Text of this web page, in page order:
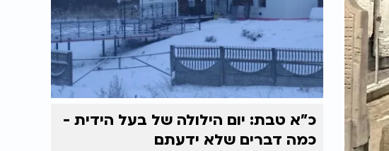
כ"א טבת: יום הילולה של בעל הידית -
כמה דברים שלא ידעתם